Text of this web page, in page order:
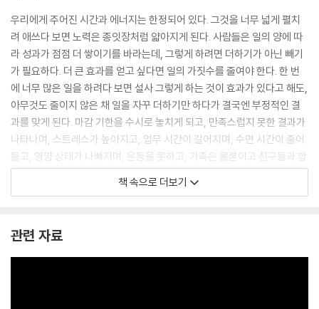
우리에게 주어진 시간과 에너지는 한정되어 있다. 그것을 너무 넓게 펼치
려 애쓰다 보면 노력은 종잇장처럼 얇아지게 된다. 사람들은 일의 양에 따
라 성과가 점점 더 쌓이기를 바라는데, 그렇게 하려면 더하기가 아닌 빼기
가 필요하다. 더 큰 효과를 얻고 싶다면 일의 가짓수를 줄여야 한다. 한 번
에 너무 많은 일을 하려다 보면 설사 그렇게 하는 것이 효과가 있다고 해도,
아무것도 줄이지 않은 채 일을 자꾸 더하기만 하다가 결국엔 부정적인 결
과를 맞게 된다. 마감 기한을 수시로 놓치게 되고, 만족스럽지 못한 결과가
나타나며, 스트레스가 높아지고, 업무 시간이 길어지며, 수면 시간이 줄어
들고, 영양 상태가 나빠지며, 운동을 못하고, 가족은 물론이고 친구들과 함
께 보내는 시간도 줄어든다. 이 모두가 생각보다 얻기 쉬운 것들을 좇으며
쓸데없이 노력을 낭비했기 때문이다. 파고드는 것은 남다른 성과를 내기
곳까지 도달한다는 단 하나의 목표만을 갖게 하기 때문이다.
---「제1장, 당신에게 가장 중요한 ‘단 하나’는 무엇인가」
책 속으로 더보기
관련 자료